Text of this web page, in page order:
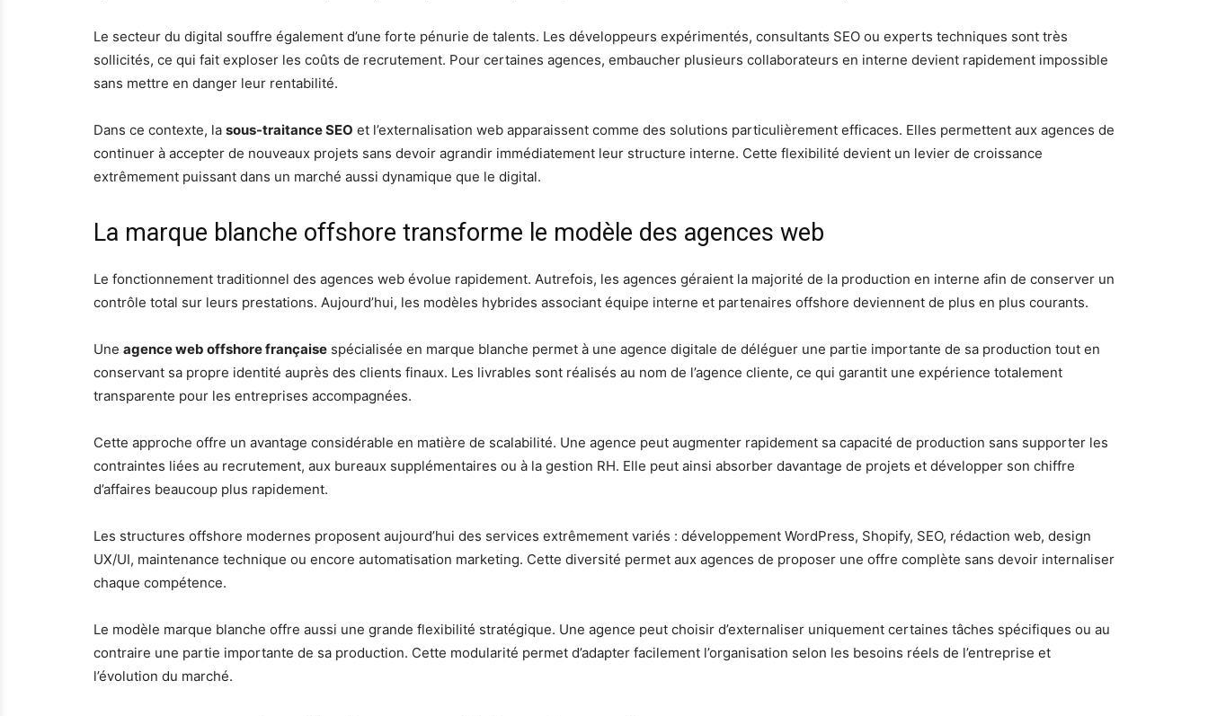
Le secteur du digital souffre également d’une forte pénurie de talents. Les développeurs expérimentés, consultants SEO ou experts techniques sont très
sollicités, ce qui fait exploser les coûts de recrutement. Pour certaines agences, embaucher plusieurs collaborateurs en interne devient rapidement impossible
sans mettre en danger leur rentabilité.
Dans ce contexte, la sous-traitance SEO et l’externalisation web apparaissent comme des solutions particulièrement efficaces. Elles permettent aux agences de
continuer à accepter de nouveaux projets sans devoir agrandir immédiatement leur structure interne. Cette flexibilité devient un levier de croissance
extrêmement puissant dans un marché aussi dynamique que le digital.
La marque blanche offshore transforme le modèle des agences web
Le fonctionnement traditionnel des agences web évolue rapidement. Autrefois, les agences géraient la majorité de la production en interne afin de conserver un
contrôle total sur leurs prestations. Aujourd’hui, les modèles hybrides associant équipe interne et partenaires offshore deviennent de plus en plus courants.
Une agence web offshore française spécialisée en marque blanche permet à une agence digitale de déléguer une partie importante de sa production tout en
conservant sa propre identité auprès des clients finaux. Les livrables sont réalisés au nom de l’agence cliente, ce qui garantit une expérience totalement
transparente pour les entreprises accompagnées.
Cette approche offre un avantage considérable en matière de scalabilité. Une agence peut augmenter rapidement sa capacité de production sans supporter les
contraintes liées au recrutement, aux bureaux supplémentaires ou à la gestion RH. Elle peut ainsi absorber davantage de projets et développer son chiffre
d’affaires beaucoup plus rapidement.
Les structures offshore modernes proposent aujourd’hui des services extrêmement variés : développement WordPress, Shopify, SEO, rédaction web, design
UX/UI, maintenance technique ou encore automatisation marketing. Cette diversité permet aux agences de proposer une offre complète sans devoir internaliser
chaque compétence.
Le modèle marque blanche offre aussi une grande flexibilité stratégique. Une agence peut choisir d’externaliser uniquement certaines tâches spécifiques ou au
contraire une partie importante de sa production. Cette modularité permet d’adapter facilement l’organisation selon les besoins réels de l’entreprise et
l’évolution du marché.